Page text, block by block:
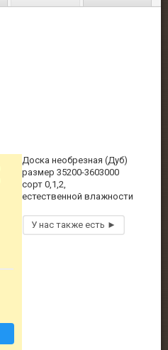
Доска необрезная (Дуб)
размер 35200-3603000
сорт 0,1,2,
естественной влажности